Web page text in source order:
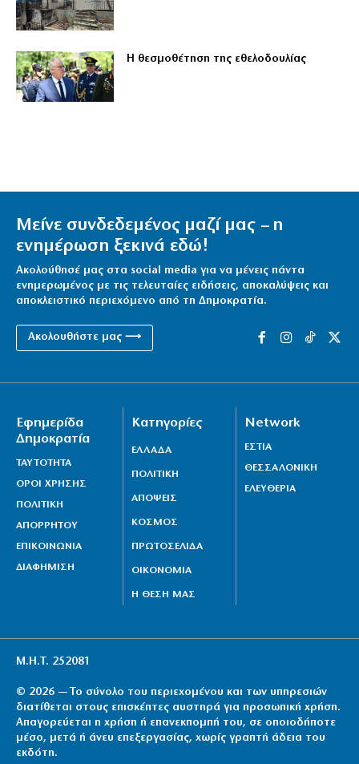
Η θεσμοθέτηση της εθελοδουλίας
Μείνε συνδεδεμένος μαζί μας – η
ενημέρωση ξεκινά εδώ!
Ακολούθησέ μας στα social media για να μένεις πάντα
ενημερωμένος με τις τελευταίες ειδήσεις, αποκαλύψεις και
αποκλειστικό περιεχόμενο από τη Δημοκρατία.
Ακολουθήστε μας ⟶
Εφημερίδα
Δημοκρατία
ΤΑΥΤΟΤΗΤΑ
ΟΡΟΙ ΧΡΗΣΗΣ
ΠΟΛΙΤΙΚΗ
ΑΠΟΡΡΗΤΟΥ
ΕΠΙΚΟΙΝΩΝΙΑ
ΔΙΑΦΗΜΙΣΗ
Κατηγορίες
ΕΛΛΑΔΑ
ΠΟΛΙΤΙΚΗ
ΑΠΟΨΕΙΣ
ΚΟΣΜΟΣ
ΠΡΩΤΟΣΕΛΙΔΑ
ΟΙΚΟΝΟΜΙΑ
Η ΘΕΣΗ ΜΑΣ
Network
ΕΣΤΙΑ
ΘΕΣΣΑΛΟΝΙΚΗ
ΕΛΕΥΘΕΡΙΑ
Μ.Η.Τ. 252081
© 2026 — Το σύνολο του περιεχομένου και των υπηρεσιών
διατίθεται στους επισκέπτες αυστηρά για προσωπική χρήση.
Απαγορεύεται η χρήση ή επανεκπομπή του, σε οποιοδήποτε
μέσο, μετά ή άνευ επεξεργασίας, χωρίς γραπτή άδεια του
εκδότη.